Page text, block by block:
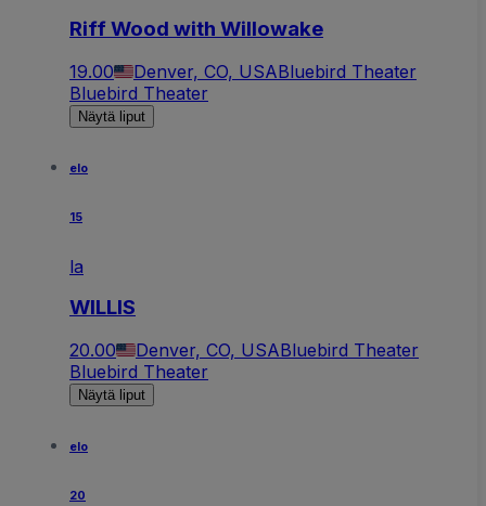
Riff Wood with Willowake
19.00 Denver, CO, USABluebird Theater
Bluebird Theater
Näytä liput
elo
15
la
WILLIS
20.00 Denver, CO, USABluebird Theater
Bluebird Theater
Näytä liput
elo
20